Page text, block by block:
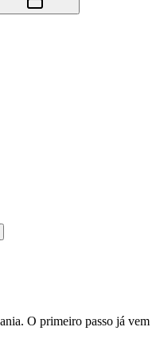
O primeiro passo já vem